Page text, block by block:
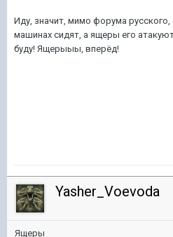
Иду, значит, мимо форума
машинах сидят, а ящеры его
буду! Ящерыыы, вперёд!
Yasher_Voevoda
Ящеры